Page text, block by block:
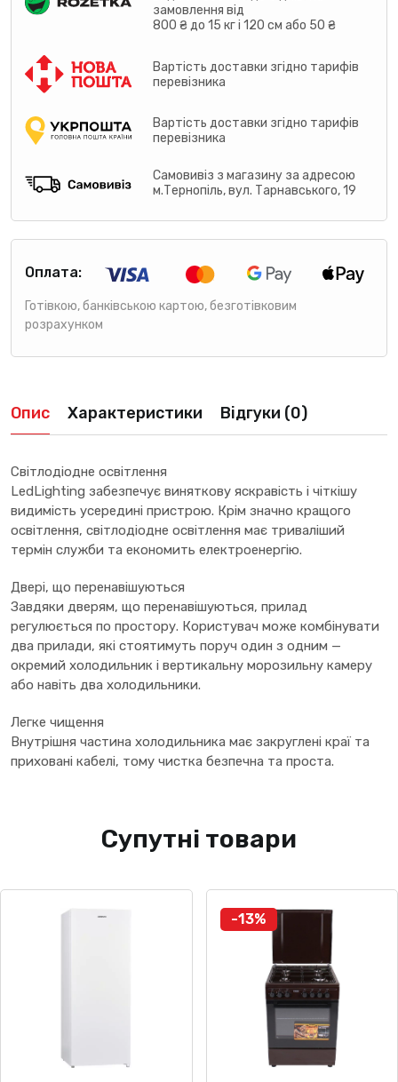
замовлення від
800 ₴ до 15 кг і 120 см або 50 ₴
Вартість доставки згідно тарифів
перевізника
Вартість доставки згідно тарифів
перевізника
Самовивіз з магазину за адресою
м.Тернопіль, вул. Тарнавського, 19
Оплата:
Готівкою, банківською картою, безготівковим
розрахунком
Опис Характеристики Відгуки (0)
Світлодіодне освітлення
LedLighting забезпечує виняткову яскравість і чіткішу
видимість усередині пристрою. Крім значно кращого
освітлення, світлодіодне освітлення має триваліший
термін служби та економить електроенергію.
Двері, що перенавішуються
Завдяки дверям, що перенавішуються, прилад
регулюється по простору. Користувач може комбінувати
два прилади, які стоятимуть поруч один з одним —
окремий холодильник і вертикальну морозильну камеру
або навіть два холодильники.
Легке чищення
Внутрішня частина холодильника має закруглені краї та
приховані кабелі, тому чистка безпечна та проста.
Супутні товари
-13%